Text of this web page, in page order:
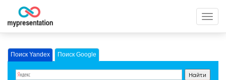
меню
Поиск Yandex Поиск Google